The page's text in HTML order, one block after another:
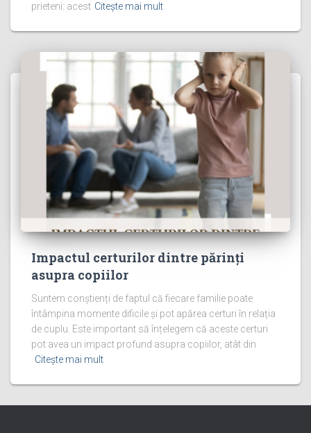
prieteni: acest Citește mai mult
Impactul certurilor dintre părinți
asupra copiilor
Suntem conștienți de faptul că fiecare familie poate
întâmpina momente dificile și pot apărea certuri în relația
de cuplu. Este important să înțelegem că aceste certuri
pot avea un impact profund asupra copiilor, atât din
Citește mai mult